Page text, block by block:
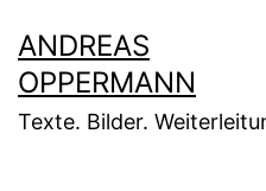
Inhalt
springen
ANDREAS
OPPERMANN
Texte. Bilder.